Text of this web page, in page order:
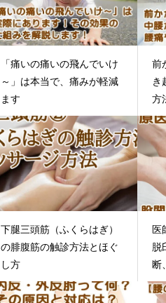
「痛いの痛いの飛んでいけ
～」は本当で、痛みが軽減
ます
前
き
方
下腿三頭筋（ふくらはぎ）
の腓腹筋の触診方法とほぐ
し方
医
脱
断